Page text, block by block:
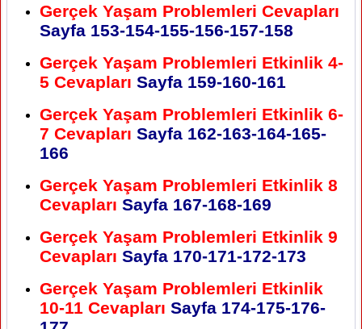
Gerçek Yaşam Problemleri Cevapları
Sayfa 153-154-155-156-157-158
Gerçek Yaşam Problemleri Etkinlik 4-
5 Cevapları Sayfa 159-160-161
Gerçek Yaşam Problemleri Etkinlik 6-
7 Cevapları Sayfa 162-163-164-165-
166
Gerçek Yaşam Problemleri Etkinlik 8
Cevapları Sayfa 167-168-169
Gerçek Yaşam Problemleri Etkinlik 9
Cevapları Sayfa 170-171-172-173
Gerçek Yaşam Problemleri Etkinlik
10-11 Cevapları Sayfa 174-175-176-